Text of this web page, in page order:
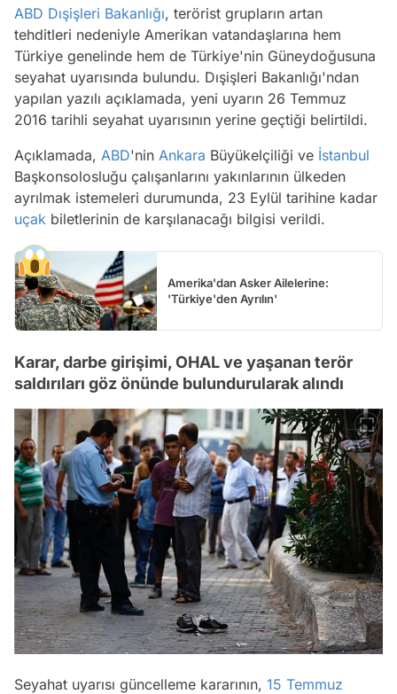
ABD Dışişleri Bakanlığı, terörist grupların artan
tehditleri nedeniyle Amerikan vatandaşlarına hem
Türkiye genelinde hem de Türkiye'nin Güneydoğusuna
seyahat uyarısında bulundu. Dışişleri Bakanlığı'ndan
yapılan yazılı açıklamada, yeni uyarın 26 Temmuz
2016 tarihli seyahat uyarısının yerine geçtiği belirtildi.
Açıklamada, ABD'nin Ankara Büyükelçiliği ve İstanbul
Başkonsolosluğu çalışanlarını yakınlarının ülkeden
ayrılmak istemeleri durumunda, 23 Eylül tarihine kadar
uçak biletlerinin de karşılanacağı bilgisi verildi.
Amerika'dan Asker Ailelerine:
'Türkiye'den Ayrılın'
Karar, darbe girişimi, OHAL ve yaşanan terör
saldırıları göz önünde bulundurularak alındı
Seyahat uyarısı güncelleme kararının, 15 Temmuz